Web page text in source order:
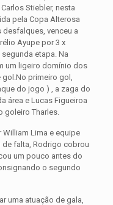
Stiebler, nesta
pela Copa Alterosa
desfalques, venceu a
Ayupe por 3 x
etapa. Na
um ligeiro domínio dos
gol.No primeiro gol,
do jogo ) , a zaga do
área e Lucas Figueiroa
goleiro Tharles.
Lima e equipe
de falta, Rodrigo cobrou
um pouco antes do
o segundo
uma atuação de gala,